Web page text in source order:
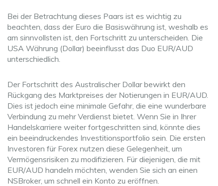
Bei der Betrachtung dieses Paars ist es wichtig zu
beachten, dass der Euro die Basiswährung ist, weshalb es
am sinnvollsten ist, den Fortschritt zu unterscheiden. Die
USA Währung (Dollar) beeinflusst das Duo EUR/AUD
unterschiedlich.
Der Fortschritt des Australischer Dollar bewirkt den
Rückgang des Marktpreises der Notierungen in EUR/AUD.
Dies ist jedoch eine minimale Gefahr, die eine wunderbare
Verbindung zu mehr Verdienst bietet. Wenn Sie in Ihrer
Handelskarriere weiter fortgeschritten sind, könnte dies
ein beeindruckendes Investitionsportfolio sein. Die ersten
Investoren für Forex nutzen diese Gelegenheit, um
Vermögensrisiken zu modifizieren. Für diejenigen, die mit
EUR/AUD handeln möchten, wenden Sie sich an einen
NSBroker, um schnell ein Konto zu eröffnen.